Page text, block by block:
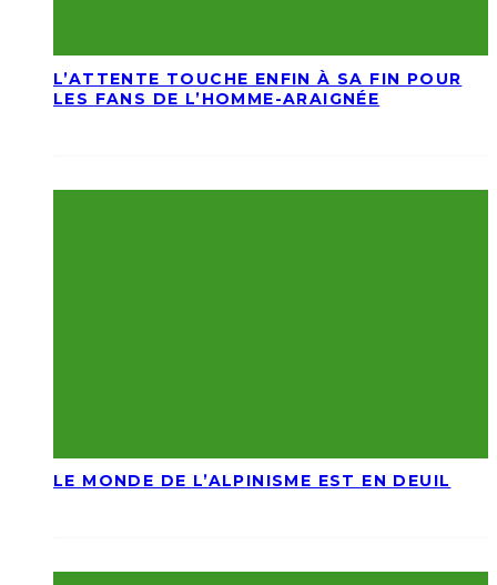
L’ATTENTE TOUCHE ENFIN À SA FIN POUR
LES FANS DE L’HOMME-ARAIGNÉE
LE MONDE DE L’ALPINISME EST EN DEUIL